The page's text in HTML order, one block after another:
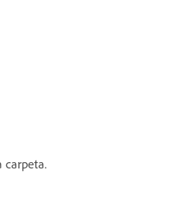
carpeta.